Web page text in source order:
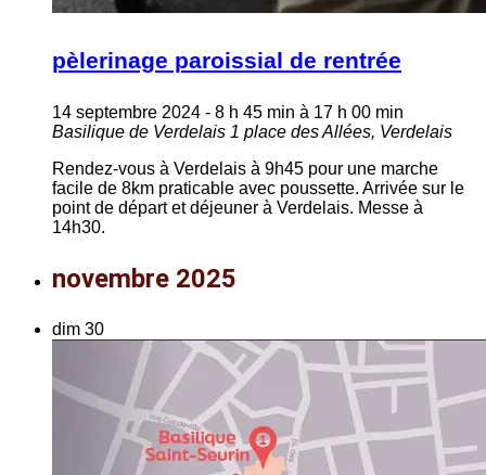
pèlerinage paroissial de rentrée
14 septembre 2024 - 8 h 45 min à 17 h 00 min
Basilique de Verdelais 1 place des Allées, Verdelais
Rendez-vous à Verdelais à 9h45 pour une marche
facile de 8km praticable avec poussette. Arrivée sur le
point de départ et déjeuner à Verdelais. Messe à
14h30.
novembre 2025
dim 30